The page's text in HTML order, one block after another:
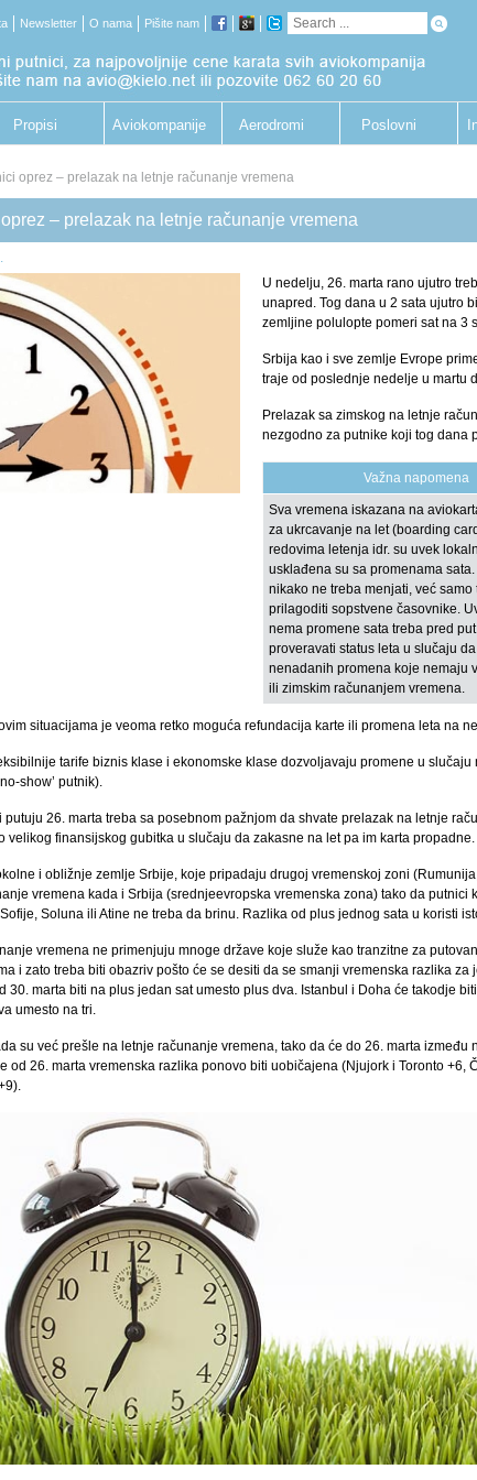
Newsletter O nama Pišite nam
Propisi Aviokompanije Aerodromi Poslovni
oprez – prelazak na letnje računanje vremena
– prelazak na letnje računanje vremena
U nedelju, 26. marta rano ujutro
unapred. Tog dana u 2 sata ujutro
zemljine polulopte pomeri sat na 3
Srbija kao i sve zemlje Evrope
traje od poslednje nedelje u martu
Prelazak sa zimskog na letnje
nezgodno za putnike koji tog dana
Važna napomena
Sva vremena iskazana na
za ukrcavanje na let (boarding
redovima letenja idr. su uvek
usklađena su sa promenama
nikako ne treba menjati, već samo
prilagoditi sopstvene časovnike.
nema promene sata treba pred
proveravati status leta u slučaju
nenadanih promena koje nemaju
ili zimskim računanjem vremena.
situacijama je veoma retko moguća refundacija karte ili promena leta na
tarife biznis klase i ekonomske klase dozvoljavaju promene u
show’ putnik).
putuju 26. marta treba sa posebnom pažnjom da shvate prelazak na letnje
velikog finansijskog gubitka u slučaju da zakasne na let pa im karta propadne.
i obližnje zemlje Srbije, koje pripadaju drugoj vremenskoj zoni
vremena kada i Srbija (srednjeevropska vremenska zona) tako da putnici
Soluna ili Atine ne treba da brinu. Razlika od plus jednog sata u koristi
vremena ne primenjuju mnoge države koje služe kao tranzitne za
i zato treba biti obazriv pošto će se desiti da se smanji vremenska razlika za
30. marta biti na plus jedan sat umesto plus dva. Istanbul i Doha će takodje
umesto na tri.
su već prešle na letnje računanje vremena, tako da će do 26. marta između
od 26. marta vremenska razlika ponovo biti uobičajena (Njujork i Toronto +6,